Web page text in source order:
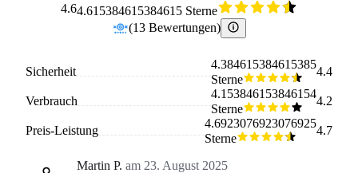
4.64.615384615384615 Sterne
(13 Bewertungen)
Sicherheit
4.384615384615385
Sterne
4.4
Verbrauch
4.153846153846154
Sterne
4.2
Preis-Leistung
4.6923076923076925
Sterne
4.7
Martin P. am 23. August 2025